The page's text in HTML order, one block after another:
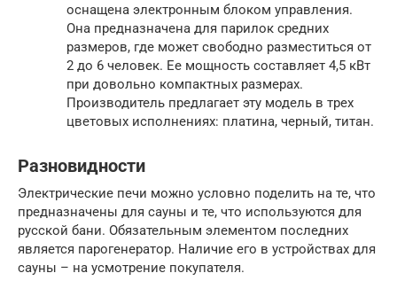
оснащена электронным блоком управления.
Она предназначена для парилок средних
размеров, где может свободно разместиться от
2 до 6 человек. Ее мощность составляет 4,5 кВт
при довольно компактных размерах.
Производитель предлагает эту модель в трех
цветовых исполнениях: платина, черный, титан.
Разновидности
Электрические печи можно условно поделить на те, что
предназначены для сауны и те, что используются для
русской бани. Обязательным элементом последних
является парогенератор. Наличие его в устройствах для
сауны – на усмотрение покупателя.